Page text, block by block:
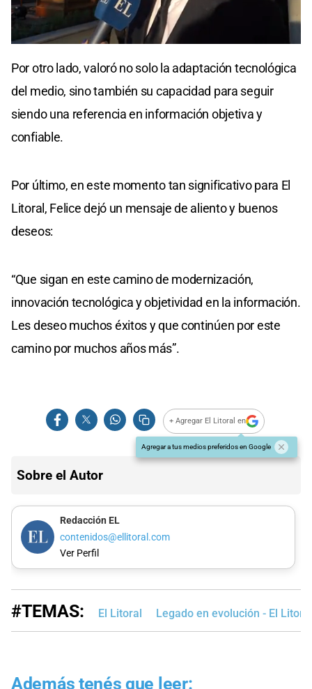
Por otro lado, valoró no solo la adaptación tecnológica
del medio, sino también su capacidad para seguir
siendo una referencia en información objetiva y
confiable.
Por último, en este momento tan significativo para El
Litoral, Felice dejó un mensaje de aliento y buenos
deseos:
“Que sigan en este camino de modernización,
innovación tecnológica y objetividad en la información.
Les deseo muchos éxitos y que continúen por este
camino por muchos años más”.
+ Agregar El Litoral en
Agregar a tus medios preferidos en Google
Sobre el Autor
Redacción EL
contenidos@ellitoral.com
Ver Perfil
#TEMAS: El Litoral Legado en evolución - El
Además tenés que leer: